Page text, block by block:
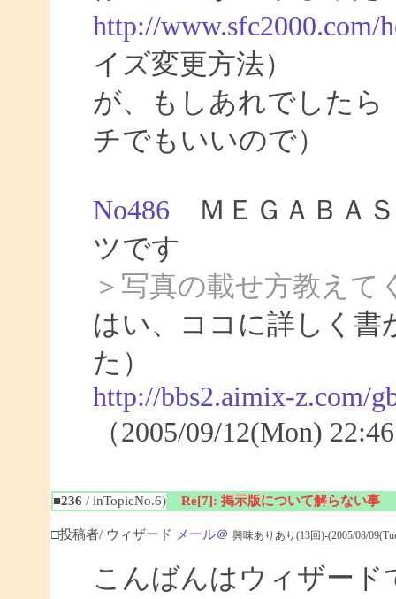
http://www.sfc2000.com/
イズ変更方法）
が、もしあれでした
チでもいいので）
No486 ＭＥＧＡＢＡ
ツです
＞写真の載せ方教えて
はい、ココに詳しく書
た）
http://bbs2.aimix-z.com/
（2005/09/12(Mon)
■236 / inTopicNo.6) Re[7]: 掲示版について解らない事
□投稿者/ ウィザード メール＠ 興味ありあり(13回)-(2005/08/
こんばんはウィザー